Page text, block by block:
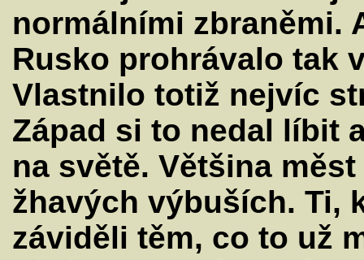
normálními zbraněmi.
Rusko prohrávalo tak
Vlastnilo totiž nejvíc
Západ si to nedal líbit
na světě. Většina
žhavých výbuších. Ti,
záviděli těm, co to už